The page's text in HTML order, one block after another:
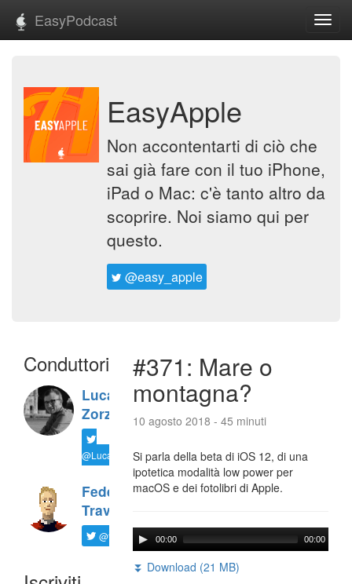
EasyPodcast
EasyApple
Non accontentarti di ciò che
sai già fare con il tuo iPhone,
iPad o Mac: c'è tanto altro da
scoprire. Noi siamo qui per
questo.
@easy_apple
Conduttori
Luca
Zorzi
@LucaTNT
Federico
Travaini
@ftrava
#371: Mare o
montagna?
10 agosto 2018 - 45 minuti
Si parla della beta di iOS 12, di una
ipotetica modalità low power per
macOS e dei fotolibri di Apple.
00:00 00:00
⏬ Download (21 MB)